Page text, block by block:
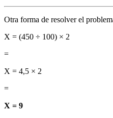
Otra forma de resolver el
X = (450 ÷ 100) × 2
=
X = 4,5 × 2
=
X = 9